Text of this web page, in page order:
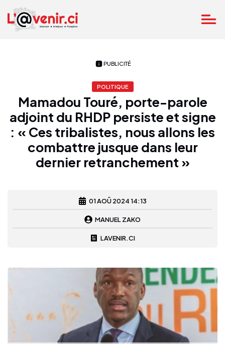
PUBLICITÉ
POLITIQUE
Mamadou Touré, porte-parole
adjoint du RHDP persiste et signe
: « Ces tribalistes, nous allons les
combattre jusque dans leur
dernier retranchement »
01 AOÛ 2024 14:13
MANUEL ZAKO
LAVENIR.CI